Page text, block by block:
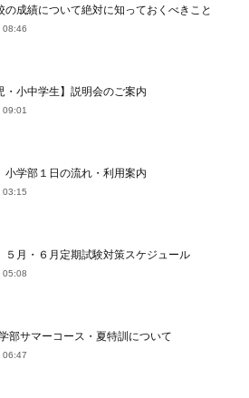
の成績について絶対に知っておくべきこと
08:46
・小中学生】説明会のご案内
09:01
小学部１日の流れ・利用案内
03:15
５月・６月定期試験対策スケジュール
05:08
部サマーコース・夏特訓について
06:47